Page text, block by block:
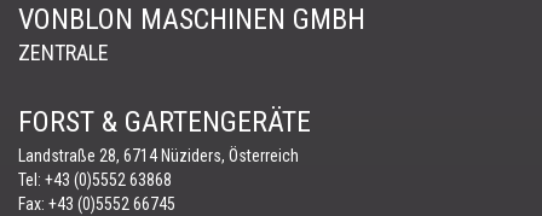
VONBLON MASCHINEN GMBH
ZENTRALE
FORST & GARTENGERÄTE
Landstraße 28, 6714 Nüziders, Österreich
Tel: +43 (0)5552 63868
Fax: +43 (0)5552 66745